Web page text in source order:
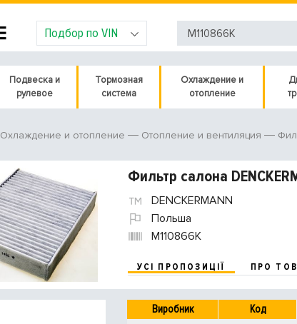
Подбор по VIN
Подвеска и
рулевое
Тормозная
система
Охлаждение и
отопление
Охлаждение и отопление Отопление и вентиляция
Фильтр салона
DENCKERMANN
Польша
M110866K
УСІ ПРОПОЗИЦІЇ ПРО
Виробник Код